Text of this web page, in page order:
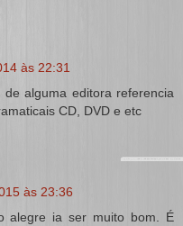
às 22:31
alguma editora referencia
CD, DVD e etc
às 23:36
alegre ia ser muito bom. É